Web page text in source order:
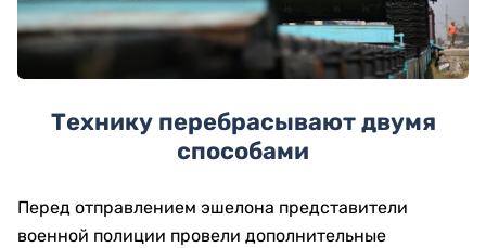
Технику перебрасывают двумя
способами
Перед отправлением эшелона представители
военной полиции провели дополнительные